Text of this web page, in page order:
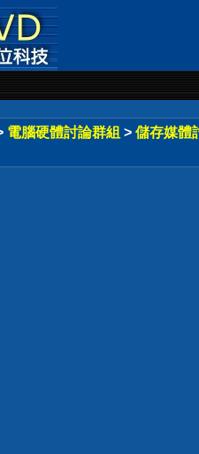
電腦硬體討論群組 > 儲存媒體